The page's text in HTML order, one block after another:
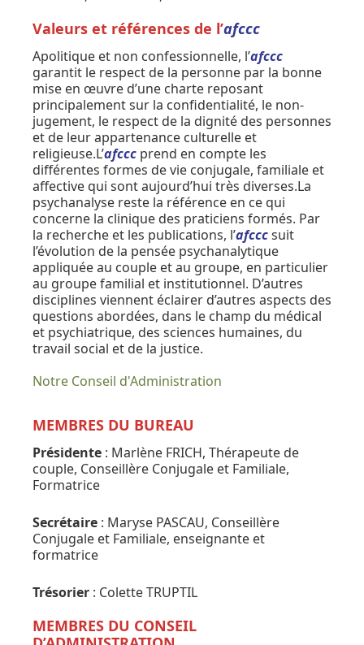
Valeurs et références de l’afccc
Apolitique et non confessionnelle, l’afccc
garantit le respect de la personne par la bonne
mise en œuvre d’une charte reposant
principalement sur la confidentialité, le non-
jugement, le respect de la dignité des personnes
et de leur appartenance culturelle et
religieuse.L’afccc prend en compte les
différentes formes de vie conjugale, familiale et
affective qui sont aujourd’hui très diverses.La
psychanalyse reste la référence en ce qui
concerne la clinique des praticiens formés. Par
la recherche et les publications, l’afcccsuit
l’évolution de la pensée psychanalytique
appliquée au couple et au groupe, en particulier
au groupe familial et institutionnel. D’autres
disciplines viennent éclairer d’autres aspects des
questions abordées, dans le champ du médical
et psychiatrique, des sciences humaines, du
travail social et de la justice.
Notre Conseil d'Administration
MEMBRES DU BUREAU
Présidente : Marlène FRICH, Thérapeute de
couple, Conseillère Conjugale et Familiale,
Formatrice
Secrétaire : Maryse PASCAU, Conseillère
Conjugale et Familiale, enseignante et
formatrice
Trésorier : Colette TRUPTIL
MEMBRES DU CONSEIL